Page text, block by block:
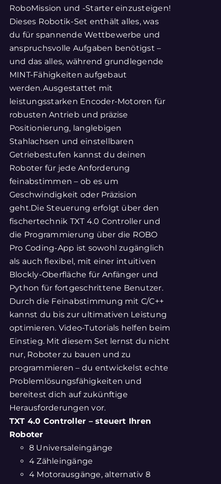
RoboMission und -Starter einzusteigen!
Dieses Robotik-Set enthält alles, was
du für spannende Wettbewerbe und
anspruchsvolle Aufgaben benötigst –
und das alles, während grundlegende
MINT-Fähigkeiten aufgebaut
werden.Ausgestattet mit
leistungsstarken Encoder-Motoren für
robusten Antrieb und präzise
Positionierung, langlebigen
Stahlachsen und einstellbaren
Getriebestufen kannst du deinen
Roboter für jede Anforderung
feinabstimmen – ob es um
Geschwindigkeit oder Präzision
geht.Die Steuerung erfolgt über den
fischertechnik TXT 4.0 Controller und
die Programmierung über die ROBO
Pro Coding-App ist sowohl zugänglich
als auch flexibel, mit einer intuitiven
Blockly-Oberfläche für Anfänger und
Python für fortgeschrittene Benutzer.
Durch die Feinabstimmung mit C/C++
kannst du bis zur ultimativen Leistung
optimieren. Video-Tutorials helfen beim
Einstieg. Mit diesem Set lernst du nicht
nur, Roboter zu bauen und zu
programmieren – du entwickelst echte
Problemlösungsfähigkeiten und
bereitest dich auf zukünftige
Herausforderungen vor.
TXT 4.0 Controller – steuert Ihren
Roboter
8 Universaleingänge
4 Zähleingänge
4 Motorausgänge, alternativ 8